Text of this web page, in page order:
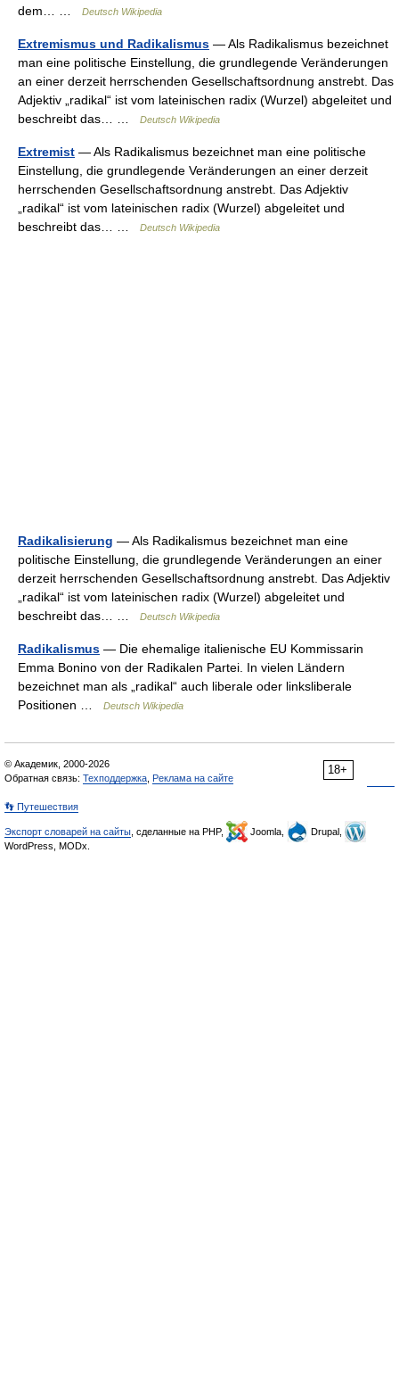
dem… …
Deutsch Wikipedia
Extremismus und Radikalismus — Als Radikalismus bezeichnet
man eine politische Einstellung, die grundlegende Veränderungen
an einer derzeit herrschenden Gesellschaftsordnung anstrebt. Das
Adjektiv „radikal“ ist vom lateinischen radix (Wurzel) abgeleitet und
beschreibt das… …
Deutsch Wikipedia
Extremist — Als Radikalismus bezeichnet man eine politische
Einstellung, die grundlegende Veränderungen an einer derzeit
herrschenden Gesellschaftsordnung anstrebt. Das Adjektiv
„radikal“ ist vom lateinischen radix (Wurzel) abgeleitet und
beschreibt das… …
Deutsch Wikipedia
Radikalisierung — Als Radikalismus bezeichnet man eine
politische Einstellung, die grundlegende Veränderungen an einer
derzeit herrschenden Gesellschaftsordnung anstrebt. Das Adjektiv
„radikal“ ist vom lateinischen radix (Wurzel) abgeleitet und
beschreibt das… …
Deutsch Wikipedia
Radikalismus — Die ehemalige italienische EU Kommissarin
Emma Bonino von der Radikalen Partei. In vielen Ländern
bezeichnet man als „radikal“ auch liberale oder linksliberale
Positionen …
Deutsch Wikipedia
18+
© Академик, 2000-2026
Обратная связь: Техподдержка Реклама на сайте
👣 Путешествия
Экспорт словарей на сайты , сделанные на PHP, Joomla,
Drupal,
WordPress, MODx.